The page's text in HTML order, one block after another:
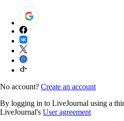
No account? Create an account
By logging in to LiveJournal using a
LiveJournal's User agreement